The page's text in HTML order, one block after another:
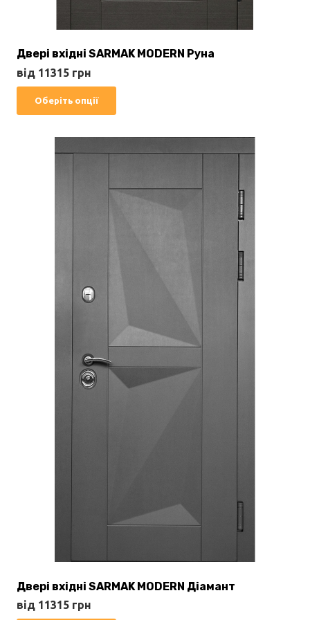
Двері вхідні SARMAK MODERN Руна
від 11315 грн
Оберіть опції
товар
кілька
Параметри
Двері вхідні SARMAK MODERN Діамант
від 11315 грн